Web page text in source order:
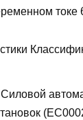
Силовой